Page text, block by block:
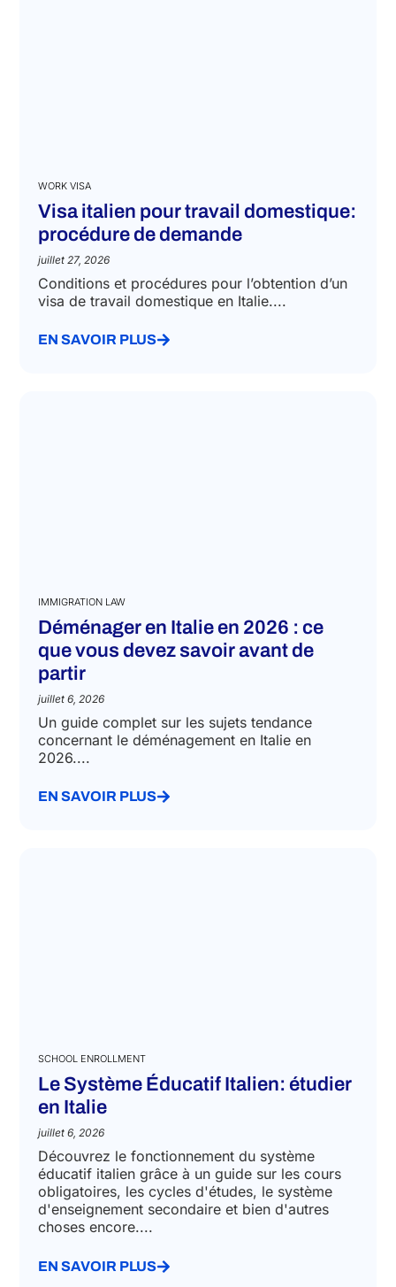
WORK VISA
Visa italien pour travail domestique:
procédure de demande
juillet 27, 2026
Conditions et procédures pour l’obtention d’un
visa de travail domestique en Italie....
EN SAVOIR PLUS
IMMIGRATION LAW
Déménager en Italie en 2026 : ce
que vous devez savoir avant de
partir
juillet 6, 2026
Un guide complet sur les sujets tendance
concernant le déménagement en Italie en
2026....
EN SAVOIR PLUS
SCHOOL ENROLLMENT
Le Système Éducatif Italien: étudier
en Italie
juillet 6, 2026
Découvrez le fonctionnement du système
éducatif italien grâce à un guide sur les cours
obligatoires, les cycles d'études, le système
d'enseignement secondaire et bien d'autres
choses encore....
EN SAVOIR PLUS